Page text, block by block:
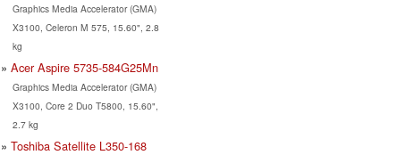
Graphics Media Accelerator (GMA)
X3100, Celeron M 575, 15.60", 2.8
kg
Acer Aspire 5735-584G25Mn
Graphics Media Accelerator (GMA)
X3100, Core 2 Duo T5800, 15.60",
2.7 kg
Toshiba Satellite L350-168